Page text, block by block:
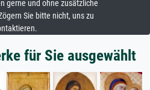
gerne und ohne zusätzliche
Sie bitte nicht, uns zu
für Sie ausgewählt